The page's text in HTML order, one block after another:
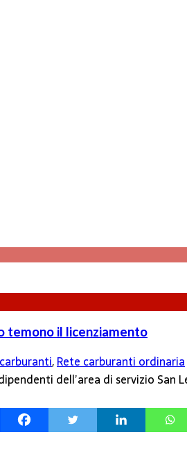
temono il licenziamento
,Rete carburanti ordinaria
dell’area di servizio